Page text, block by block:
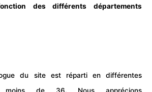
des différents départements
du site est réparti en différentes
moins de 36. Nous apprécions